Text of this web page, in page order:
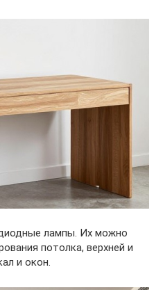
лампы. Их можно
потолка, верхней и
и окон.